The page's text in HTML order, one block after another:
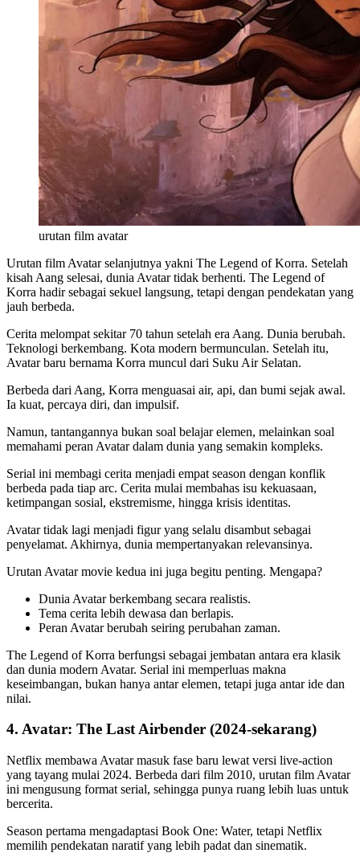
urutan film avatar
Urutan film Avatar selanjutnya yakni The Legend of Korra. Setelah
kisah Aang selesai, dunia Avatar tidak berhenti. The Legend of
Korra hadir sebagai sekuel langsung, tetapi dengan pendekatan yang
jauh berbeda.
Cerita melompat sekitar 70 tahun setelah era Aang. Dunia berubah.
Teknologi berkembang. Kota modern bermunculan. Setelah itu,
Avatar baru bernama Korra muncul dari Suku Air Selatan.
Berbeda dari Aang, Korra menguasai air, api, dan bumi sejak awal.
Ia kuat, percaya diri, dan impulsif.
Namun, tantangannya bukan soal belajar elemen, melainkan soal
memahami peran Avatar dalam dunia yang semakin kompleks.
Serial ini membagi cerita menjadi empat season dengan konflik
berbeda pada tiap arc. Cerita mulai membahas isu kekuasaan,
ketimpangan sosial, ekstremisme, hingga krisis identitas.
Avatar tidak lagi menjadi figur yang selalu disambut sebagai
penyelamat. Akhirnya, dunia mempertanyakan relevansinya.
Urutan Avatar movie kedua ini juga begitu penting. Mengapa?
Dunia Avatar berkembang secara realistis.
Tema cerita lebih dewasa dan berlapis.
Peran Avatar berubah seiring perubahan zaman.
The Legend of Korra berfungsi sebagai jembatan antara era klasik
dan dunia modern Avatar. Serial ini memperluas makna
keseimbangan, bukan hanya antar elemen, tetapi juga antar ide dan
nilai.
4. Avatar: The Last Airbender (2024-sekarang)
Netflix membawa Avatar masuk fase baru lewat versi live-action
yang tayang mulai 2024. Berbeda dari film 2010, urutan film Avatar
ini mengusung format serial, sehingga punya ruang lebih luas untuk
bercerita.
Season pertama mengadaptasi Book One: Water, tetapi Netflix
memilih pendekatan naratif yang lebih padat dan sinematik.